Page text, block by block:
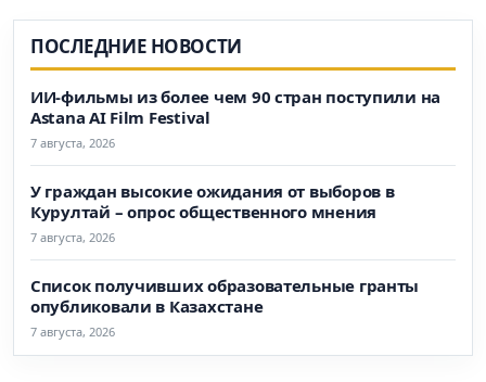
ПОСЛЕДНИЕ НОВОСТИ
ИИ-фильмы из более чем 90 стран поступили на
Astana AI Film Festival
7 августа, 2026
У граждан высокие ожидания от выборов в
Курултай – опрос общественного мнения
7 августа, 2026
Список получивших образовательные гранты
опубликовали в Казахстане
7 августа, 2026